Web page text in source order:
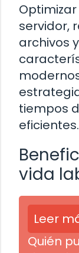
servidor,
archivos
tiempos
eficientes.
vida
Leer
Quién